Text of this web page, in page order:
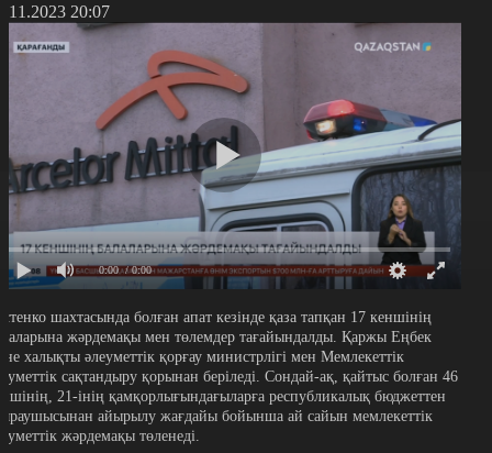
20:07
0:00 / 0:00
шахтасында болған апат кезінде қаза тапқан 17 кеншінің
жәрдемақы мен төлемдер тағайындалды. Қаржы Еңбек
халықты әлеуметтік қорғау министрлігі мен Мемлекеттік
сақтандыру қорынан беріледі. Сондай-ақ, қайтыс болған 46
21-інің қамқорлығындағыларға республикалық бюджеттен
айырылу жағдайы бойынша ай сайын мемлекеттік
жәрдемақы төленеді.